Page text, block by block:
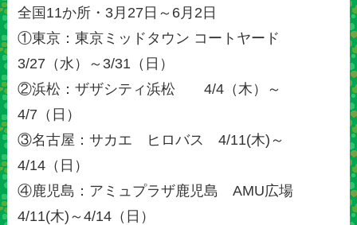
全国11か所・3月27日～6月2日
①東京：東京ミッドタウン コートヤード
3/27（水）～3/31（日）
②浜松：ザザシティ浜松 4/4（木）～
4/7（日）
③名古屋：サカエ ヒロバス 4/11(木)～
4/14（日）
④鹿児島：アミュプラザ鹿児島 AMU広場
4/11(木)～4/14（日）